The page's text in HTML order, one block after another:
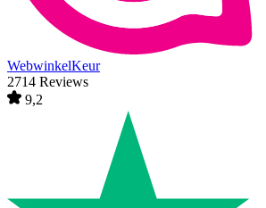
WebwinkelKeur
2714 Reviews
9,2